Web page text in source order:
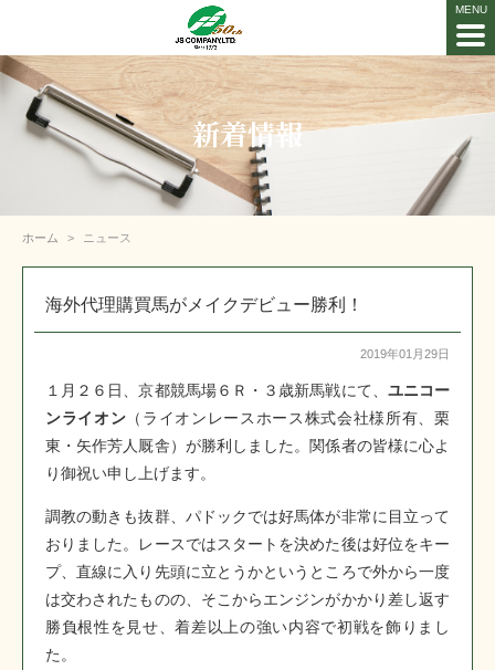
新着情報
ホーム ニュース
海外代理購買馬がメイクデビュー勝利！
2019年01月29日
１月２６日、京都競馬場６Ｒ・３歳新馬戦にて、 ユニコー
ンライオン （ライオンレースホース株式会社様所有、栗
東・矢作芳人厩舎）が勝利しました。関係者の皆様に心よ
り御祝い申し上げます。
調教の動きも抜群、パドックでは好馬体が非常に目立って
おりました。レースではスタートを決めた後は好位をキー
プ、直線に入り先頭に立とうかというところで外から一度
は交わされたものの、そこからエンジンがかかり差し返す
勝負根性を見せ、着差以上の強い内容で初戦を飾りまし
た。